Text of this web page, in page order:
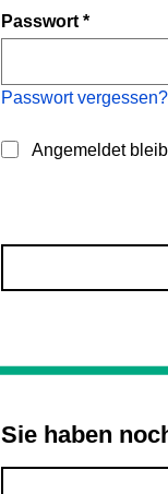
Passwort*
Passwort vergessen?
Angemeldet
Sie haben